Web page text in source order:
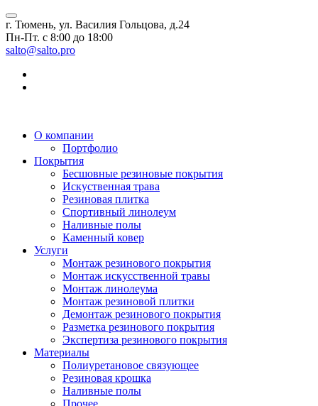
г. Тюмень, ул. Василия Гольцова, д.24
Пн-Пт. с 8:00 до 18:00
salto@salto.pro
О компании
Портфолио
Покрытия
Бесшовные резиновые покрытия
Искуственная трава
Резиновая плитка
Спортивный линолеум
Наливные полы
Каменный ковер
Услуги
Монтаж резинового покрытия
Монтаж искусственной травы
Монтаж линолеума
Монтаж резиновой плитки
Демонтаж резинового покрытия
Разметка резинового покрытия
Экспертиза резинового покрытия
Материалы
Полиуретановое связующее
Резиновая крошка
Наливные полы
Прочее